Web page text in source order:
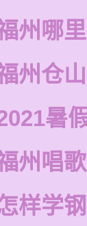
州哪
州仓
暑
州唱
样学